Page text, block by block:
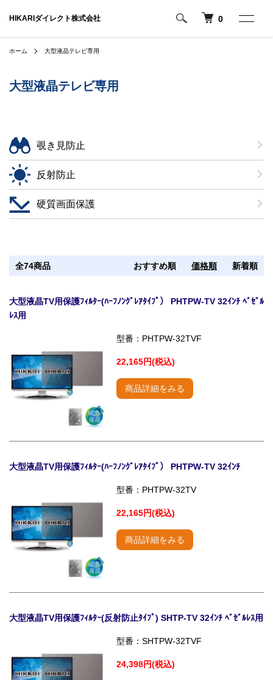
HIKARIダイレクト株式会社 0
ホーム 大型液晶テレビ専用
大型液晶テレビ専用
覗き見防止
反射防止
硬質画面保護
全74商品 おすすめ順 価格順 新着順
大型液晶TV用保護ﾌｨﾙﾀｰ(ﾊｰﾌﾉﾝｸﾞﾚｱﾀｲﾌﾟ） PHTPW-TV 32ｲﾝﾁ ﾍﾞｾﾞﾙ
ﾚｽ用
型番：PHTPW-32TVF
22,165円(税込)
商品詳細をみる
大型液晶TV用保護ﾌｨﾙﾀｰ(ﾊｰﾌﾉﾝｸﾞﾚｱﾀｲﾌﾟ） PHTPW-TV 32ｲﾝﾁ
型番：PHTPW-32TV
22,165円(税込)
商品詳細をみる
大型液晶TV用保護ﾌｨﾙﾀｰ(反射防止ﾀｲﾌﾟ) SHTP-TV 32ｲﾝﾁ ﾍﾞｾﾞﾙﾚｽ用
型番：SHTPW-32TVF
24,398円(税込)